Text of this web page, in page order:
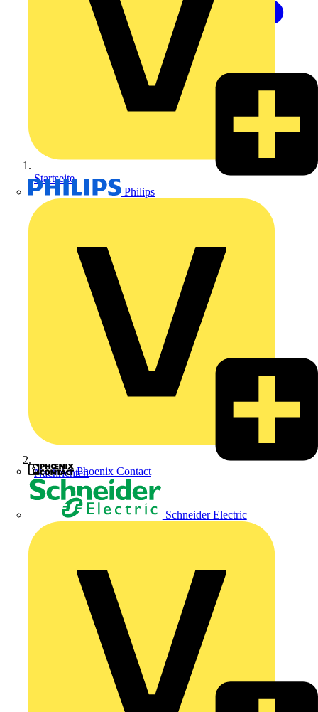
Philips
Phoenix Contact
Schneider Electric
Startseite
Nachrichten